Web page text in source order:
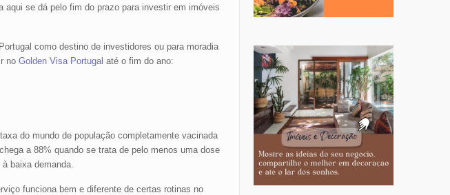
aqui se dá pelo fim do prazo para investir em imóveis
como destino de investidores ou para moradia
no Golden Visa Portugal até o fim do ano:
do mundo de população completamente vacinada
a 88% quando se trata de pelo menos uma dose
baixa demanda.
funciona bem e diferente de certas rotinas no